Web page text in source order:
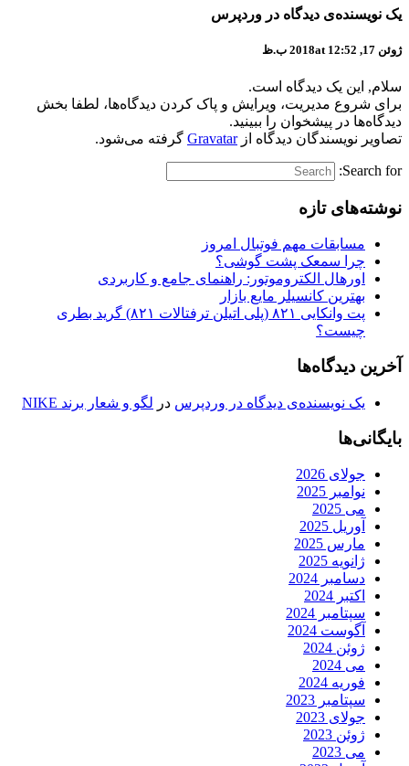
یک نویسنده‌ی دیدگاه در وردپرس
ژوئن 17, 2018at 12:52 ب.ظ
سلام, این یک دیدگاه است.
برای شروع مدیریت، ویرایش و پاک کردن دیدگاه‌ها، لطفا بخش
دیدگاه‌ها در پیشخوان را ببینید.
تصاویر نویسندگان دیدگاه ازGravatar گرفته می‌شود.
Search for:
نوشته‌های تازه
مسابقات مهم فوتبال امروز
چرا سمعک پشت گوشی؟
اورهال الکتروموتور: راهنمای جامع و کاربردی
بهترین کانسیلر مایع بازار
پت وانکایی ۸۲۱ (پلی اتیلن ترفتالات ۸۲۱) گرید بطری
چیست؟
آخرین دیدگاه‌ها
یک نویسنده‌ی دیدگاه در وردپرس در لگو و شعار برند NIKE
بایگانی‌ها
جولای 2026
نوامبر 2025
می 2025
آوریل 2025
مارس 2025
ژانویه 2025
دسامبر 2024
اکتبر 2024
سپتامبر 2024
آگوست 2024
ژوئن 2024
می 2024
فوریه 2024
سپتامبر 2023
جولای 2023
ژوئن 2023
می 2023